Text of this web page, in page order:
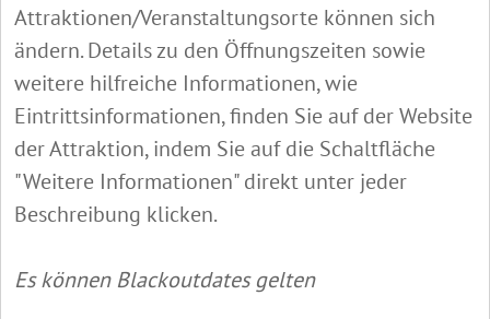
Attraktionen/Veranstaltungsorte können sich
ändern. Details zu den Öffnungszeiten sowie
weitere hilfreiche Informationen, wie
Eintrittsinformationen, finden Sie auf der Website
der Attraktion, indem Sie auf die Schaltfläche
"Weitere Informationen" direkt unter jeder
Beschreibung klicken.
Es können Blackoutdates gelten